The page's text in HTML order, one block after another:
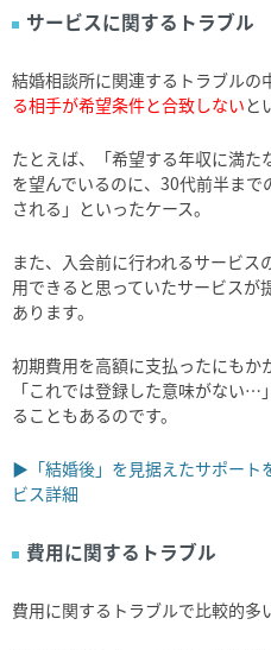
サービスに関するトラブル
結婚相談所に関連するトラブルの
る相手が希望条件と合致しない と
たとえば、「希望する年収に満た
を望んでいるのに、30代前半ま
される」といったケース。
また、入会前に行われるサービス
用できると思っていたサービスが
あります。
初期費用を高額に支払ったにもか
「これでは登録した意味がない
ることもあるのです。
▶「結婚後」を見据えたサポート
ビス詳細
費用に関するトラブル
費用に関するトラブルで比較的多